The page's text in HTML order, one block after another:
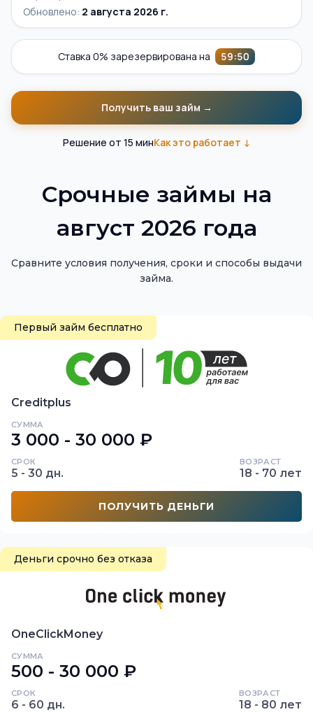
Обновлено: 2 августа 2026 г.
Ставка 0% зарезервирована на 59:48
Получить ваш займ →
Решение от 15 минКак это работает ↓
Срочные займы на
август 2026 года
Сравните условия получения, сроки и способы выдачи
займа.
Первый займ бесплатно
Creditplus
СУММА
3 000 - 30 000 ₽
СРОК
5 - 30 дн.
ВОЗРАСТ
18 - 70 лет
ПОЛУЧИТЬ ДЕНЬГИ
Деньги срочно без отказа
OneClickMoney
СУММА
500 - 30 000 ₽
СРОК
6 - 60 дн.
ВОЗРАСТ
18 - 80 лет